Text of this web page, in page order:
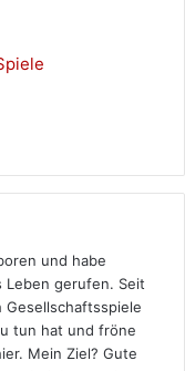
und habe
Leben gerufen. Seit
tun hat und fröne
Mein Ziel? Gute